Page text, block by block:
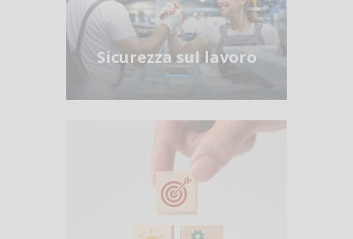
Sicurezza sul lavoro